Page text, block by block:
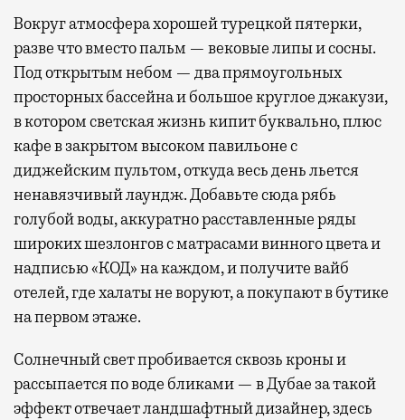
Вокруг атмосфера хорошей турецкой пятерки,
разве что вместо пальм — вековые липы и сосны.
Под открытым небом — два прямоугольных
просторных бассейна и большое круглое джакузи,
в котором светская жизнь кипит буквально, плюс
кафе в закрытом высоком павильоне с
диджейским пультом, откуда весь день льется
ненавязчивый лаундж. Добавьте сюда рябь
голубой воды, аккуратно расставленные ряды
широких шезлонгов с матрасами винного цвета и
надписью «КОД» на каждом, и получите вайб
отелей, где халаты не воруют, а покупают в бутике
на первом этаже.
Солнечный свет пробивается сквозь кроны и
рассыпается по воде бликами — в Дубае за такой
эффект отвечает ландшафтный дизайнер, здесь